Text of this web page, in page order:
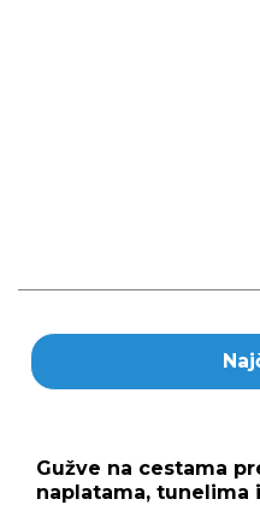
Gužve na cestama
naplatama, tunelima